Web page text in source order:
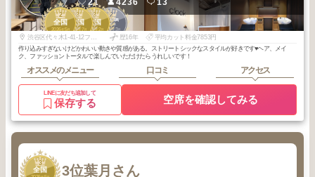
2
全国
2026年 5月
3
全国
2026年 7月
3
全国
2026年 2月
2
新宿・高田馬
場・代々木
2026年 3月
21 4236 13
歴16年
平均カット料金7853円
作り込みすぎないけどかわいい動きや質感がある。ストリートシックなスタイルが好きです♥ヘア、メイ
ク、ファッショントータルで楽しんでいただけたらうれしいです！
オススメのメニュー 口コミ アクセス
LINEに友だち追加して
保存する 空席を確認してみる
3
全国 3位葉月さん